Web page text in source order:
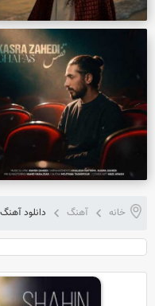
خانه آهنگ دانلود